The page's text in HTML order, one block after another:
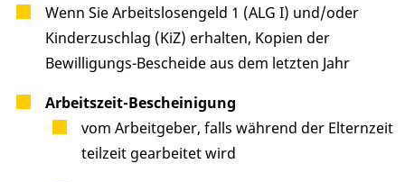
Wenn Sie Arbeitslosengeld 1 (ALG I) und/oder
Kinderzuschlag (KiZ) erhalten, Kopien der
Bewilligungs-Bescheide aus dem letzten Jahr
Arbeitszeit-Bescheinigung
vom Arbeitgeber, falls während der Elternzeit
teilzeit gearbeitet wird